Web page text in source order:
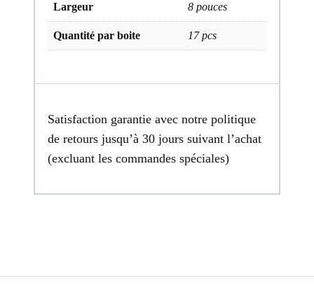
Largeur 8 pouces
Quantité par boite 17 pcs
Satisfaction garantie avec notre politique
de retours jusqu’à 30 jours suivant l’achat
(excluant les commandes spéciales)